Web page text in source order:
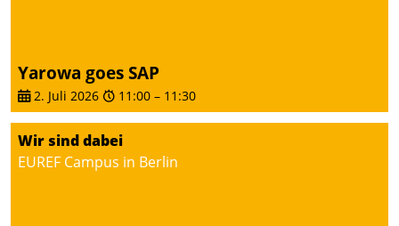
Yarowa goes SAP
2. Juli 2026 11:00 – 11:30
Wir sind dabei
EUREF Campus in Berlin